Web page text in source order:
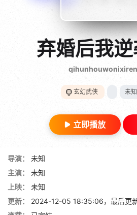
{if
gt 0"}
28短剧
弃婚后我
玄幻武侠 未知
立即播放
导演：
未知
主演：
未知
上映：
未知
更新：
2024-12-05 18:35:06，最后更